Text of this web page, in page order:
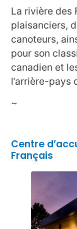
La rivière des
plaisanciers,
canoteurs,
pour son
canadien et
l’arrière-pays
~
Centre
Français